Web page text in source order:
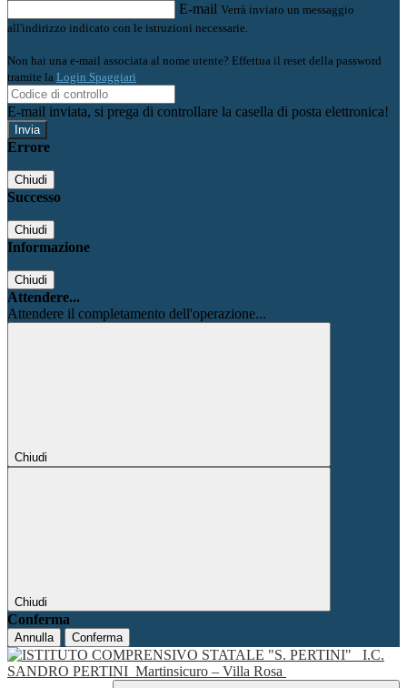
E-mail Verrà inviato un messaggio
all'indirizzo indicato con le istruzioni necessarie.
Non hai una e-mail associata al nome utente? Effettua il reset della password
tramite la Login Spaggiari
E-mail inviata, si prega di controllare la casella di posta elettronica!
Errore
Chiudi
Successo
Chiudi
Informazione
Chiudi
Attendere...
Attendere il completamento dell'operazione...
Chiudi
Chiudi
Conferma
Annulla Conferma
I.C.
SANDRO PERTINI Martinsicuro – Villa Rosa